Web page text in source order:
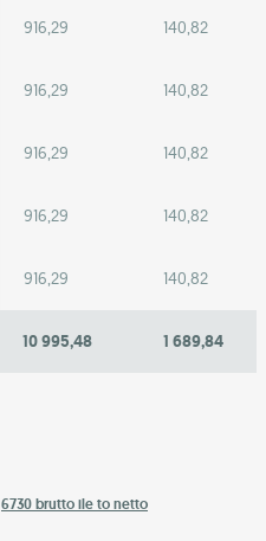
916,29 140,82
916,29 140,82
916,29 140,82
916,29 140,82
916,29 140,82
10 995,48 1 689,84
6730 brutto ile to netto